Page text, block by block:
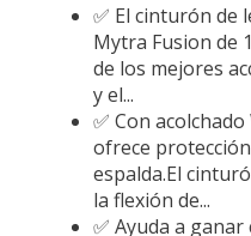
✅ El cinturón de
Mytra Fusion de
de los mejores
y el...
✅ Con
ofrece
espalda.El
la flexión de...
✅ Ayuda a